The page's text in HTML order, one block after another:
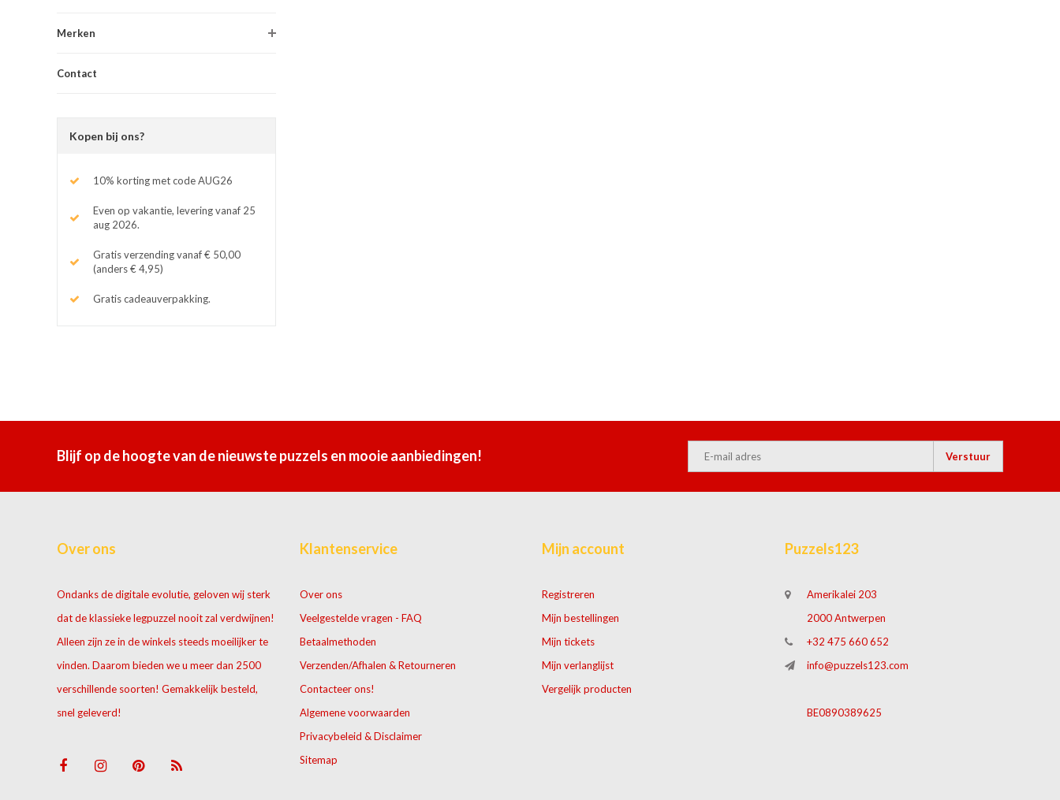
Merken
Contact
Kopen bij ons?
10% korting met code AUG26
Even op vakantie, levering vanaf 25
aug 2026.
Gratis verzending vanaf € 50,00
(anders € 4,95)
Gratis cadeauverpakking.
Blijf op de hoogte van de nieuwste puzzels en mooie aanbiedingen! Verstuur
Over ons
Ondanks de digitale evolutie, geloven wij sterk
dat de klassieke legpuzzel nooit zal verdwijnen!
Alleen zijn ze in de winkels steeds moeilijker te
vinden. Daarom bieden we u meer dan 2500
verschillende soorten! Gemakkelijk besteld,
snel geleverd!
Klantenservice
Over ons
Veelgestelde vragen - FAQ
Betaalmethoden
Verzenden/Afhalen & Retourneren
Contacteer ons!
Algemene voorwaarden
Privacybeleid & Disclaimer
Sitemap
Mijn account
Registreren
Mijn bestellingen
Mijn tickets
Mijn verlanglijst
Vergelijk producten
Puzzels123
Amerikalei 203
2000 Antwerpen
+32 475 660 652
info@puzzels123.com
BE0890389625